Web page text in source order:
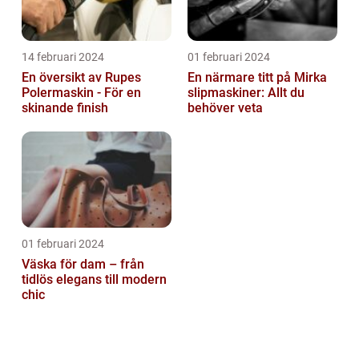
14 februari 2024
En översikt av Rupes
Polermaskin - För en
skinande finish
01 februari 2024
En närmare titt på Mirka
slipmaskiner: Allt du
behöver veta
01 februari 2024
Väska för dam – från
tidlös elegans till modern
chic